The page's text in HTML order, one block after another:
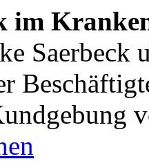
im
Saerbeck